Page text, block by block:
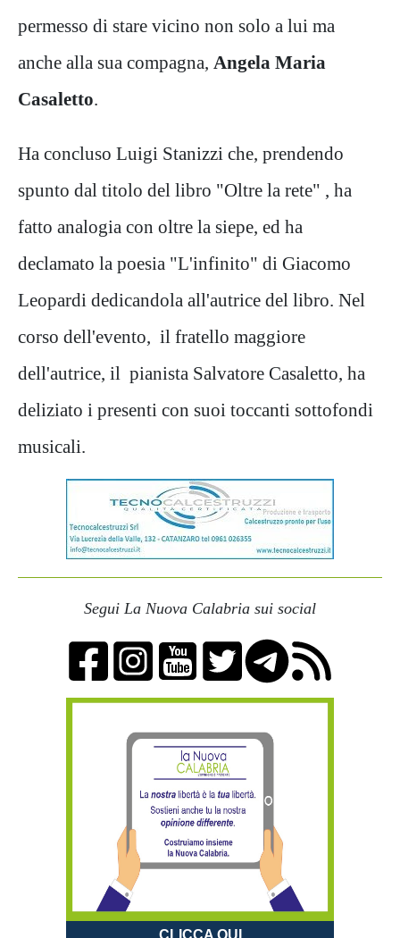
permesso di stare vicino non solo a lui ma
anche alla sua compagna, Angela Maria
Casaletto.
Ha concluso Luigi Stanizzi che, prendendo
spunto dal titolo del libro "Oltre la rete" , ha
fatto analogia con oltre la siepe, ed ha
declamato la poesia "L'infinito" di Giacomo
Leopardi dedicandola all'autrice del libro. Nel
corso dell'evento, il fratello maggiore
dell'autrice, il pianista Salvatore Casaletto, ha
deliziato i presenti con suoi toccanti sottofondi
musicali.
Segui La Nuova Calabria sui social
CLICCA QUI